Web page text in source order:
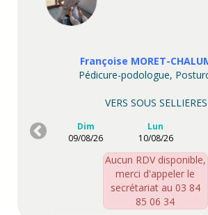
Françoise MORET-
Pédicure-podologue,
VERS SOUS SELLIERES
Dim
09/08/26
Lun
10/08/26
Aucun RDV disponible,
merci d'appeler le
secrétariat au 03 84
85 06 34